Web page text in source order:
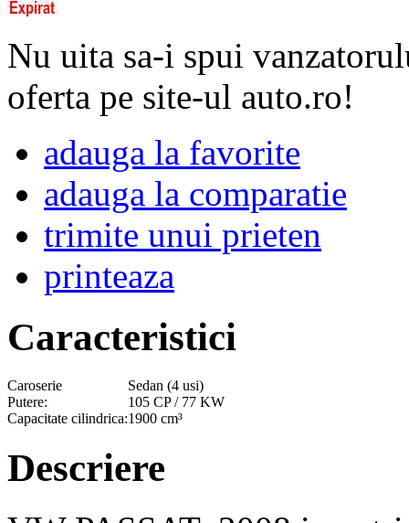
Nu uita sa-i spui
oferta pe site-ul auto.ro!
adauga la favorite
adauga la comparatie
trimite unui prieten
printeaza
Caracteristici
Caroserie
Sedan (4 usi)
Putere:
105 CP / 77 KW
Capacitate cilindrica:1900 cm³
Descriere